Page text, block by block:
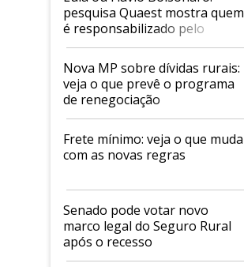
pesquisa Quaest mostra quem
é responsabilizado pelo
tarifaço dos EUA
Nova MP sobre dívidas rurais:
veja o que prevê o programa
de renegociação
Frete mínimo: veja o que muda
com as novas regras
Senado pode votar novo
marco legal do Seguro Rural
após o recesso